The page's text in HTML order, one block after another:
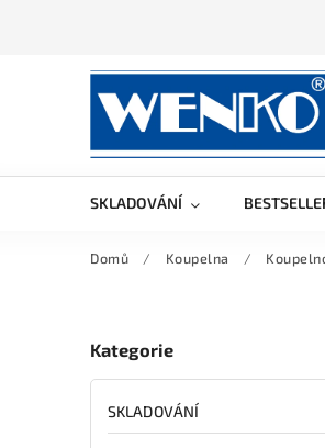
SKLADOVÁNÍ
Domů / Koupelna /
Kategorie
SKLADOVÁNÍ